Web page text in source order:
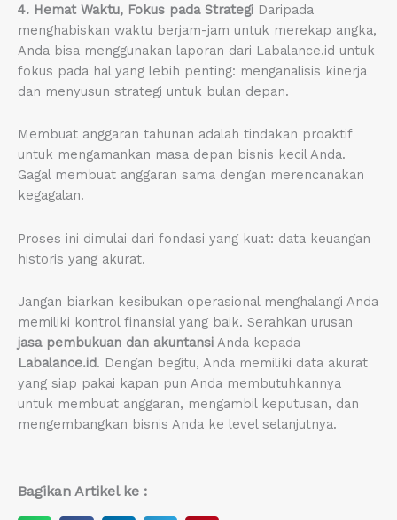
4. Hemat Waktu, Fokus pada Strategi Daripada
menghabiskan waktu berjam-jam untuk merekap angka,
Anda bisa menggunakan laporan dari Labalance.id untuk
fokus pada hal yang lebih penting: menganalisis kinerja
dan menyusun strategi untuk bulan depan.
Membuat anggaran tahunan adalah tindakan proaktif
untuk mengamankan masa depan bisnis kecil Anda.
Gagal membuat anggaran sama dengan merencanakan
kegagalan.
Proses ini dimulai dari fondasi yang kuat: data keuangan
historis yang akurat.
Jangan biarkan kesibukan operasional menghalangi Anda
memiliki kontrol finansial yang baik. Serahkan urusan
jasa pembukuan dan akuntansi Anda kepada
Labalance.id. Dengan begitu, Anda memiliki data akurat
yang siap pakai kapan pun Anda membutuhkannya
untuk membuat anggaran, mengambil keputusan, dan
mengembangkan bisnis Anda ke level selanjutnya.
Bagikan Artikel ke :